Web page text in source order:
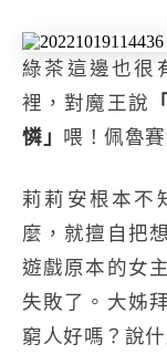
綠茶這邊也很
裡，對魔王說
憐」 喂！佩魯
莉莉安根本不
麼，就擅自把
遊戲原本的女
失敗了。大姊
窮人好嗎？說什